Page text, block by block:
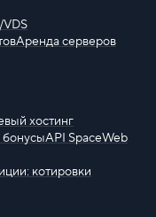
VDS
Аренда серверов
хостинг
API SpaceWeb
котировки